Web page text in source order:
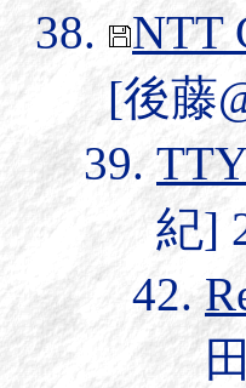
NTT
[後藤
紀]